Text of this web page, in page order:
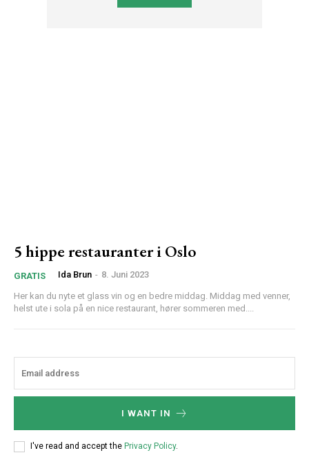
5 hippe restauranter i Oslo
GRATIS Ida Brun - 8. Juni 2023
Her kan du nyte et glass vin og en bedre middag. Middag med venner,
helst ute i sola på en nice restaurant, hører sommeren med....
I WANT IN
I've read and accept the Privacy Policy.